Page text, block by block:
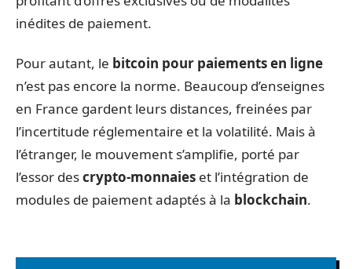
inédites de paiement.
Pour autant, le bitcoin pour paiements en ligne
n’est pas encore la norme. Beaucoup d’enseignes
en France gardent leurs distances, freinées par
l’incertitude réglementaire et la volatilité. Mais à
l’étranger, le mouvement s’amplifie, porté par
l’essor descrypto-monnaies et l’intégration de
modules de paiement adaptés à la blockchain.